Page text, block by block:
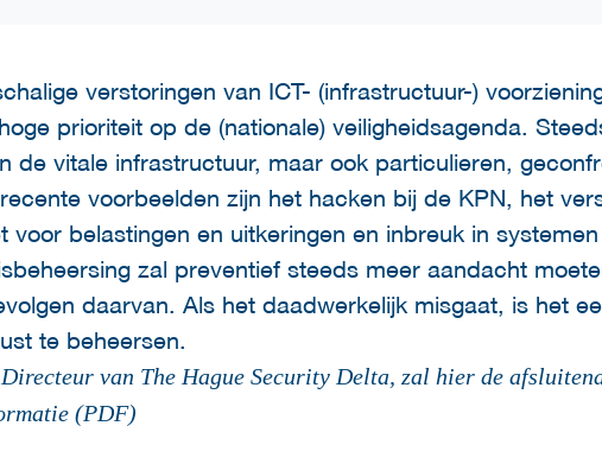
verstoringen van ICT- (infrastructuur-)
prioriteit op de (nationale) veiligheidsagenda.
de vitale infrastructuur, maar ook particulieren,
voorbeelden zijn het hacken bij de KPN, het
voor belastingen en uitkeringen en inbreuk in
zal preventief steeds meer aandacht
daarvan. Als het daadwerkelijk misgaat, is het
te beheersen.
van The Hague Security Delta, zal hier de
(PDF)